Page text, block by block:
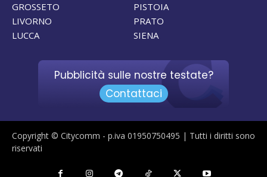
GROSSETO
LIVORNO
LUCCA
PISTOIA
PRATO
SIENA
Pubblicità sulle nostre testate?
Contattaci
Copyright © Citycomm - p.iva 01950750495 | Tutti i diritti sono
riservati